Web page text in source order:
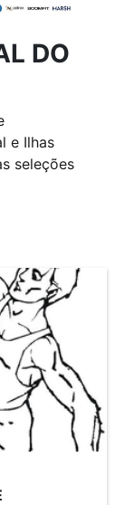
DO
e Ilhas
seleções